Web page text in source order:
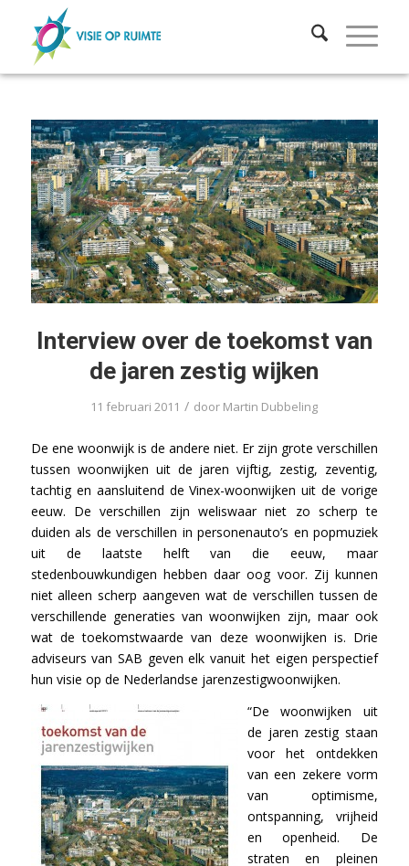
Interview over de toekomst van
de jaren zestig wijken
11 februari 2011 / door Martin Dubbeling
De ene woonwijk is de andere niet. Er zijn grote verschillen
tussen woonwijken uit de jaren vijftig, zestig, zeventig,
tachtig en aansluitend de Vinex-woonwijken uit de vorige
eeuw. De verschillen zijn weliswaar niet zo scherp te
duiden als de verschillen in personenauto’s en popmuziek
uit de laatste helft van die eeuw, maar
stedenbouwkundigen hebben daar oog voor. Zij kunnen
niet alleen scherp aangeven wat de verschillen tussen de
verschillende generaties van woonwijken zijn, maar ook
wat de toekomstwaarde van deze woonwijken is. Drie
adviseurs van SAB geven elk vanuit het eigen perspectief
hun visie op de Nederlandse jarenzestigwoonwijken.
“De woonwijken uit
de jaren zestig staan
voor het ontdekken
van een zekere vorm
van optimisme,
ontspanning, vrijheid
en openheid. De
straten en pleinen